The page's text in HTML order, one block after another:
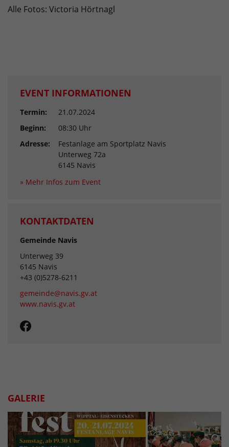
Alle Fotos: Victoria Hörtnagl
EVENT INFORMATIONEN
Termin:
21.07.2024
Beginn:
08:30 Uhr
Adresse:
Festanlage am Sportplatz Navis
Unterweg 72a
6145 Navis
» Mehr Infos zum Event
KONTAKTDATEN
Gemeinde Navis
Unterweg 39
6145 Navis
+43 (0)5278-6211
gemeinde@navis.gv.at
www.navis.gv.at
GALERIE